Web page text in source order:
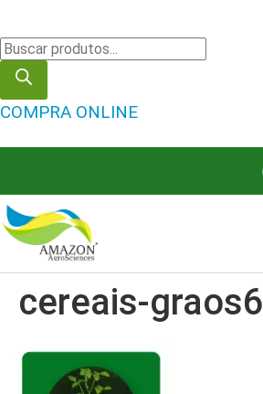
COMPRA ONLINE
cereais-graos6